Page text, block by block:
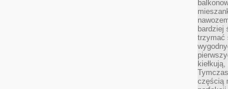
bardziej
trzymać
częścią